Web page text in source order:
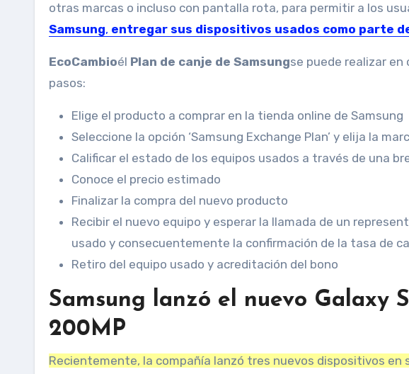
otras marcas o incluso con pantalla rota, para permitir a los
Samsung, entregar sus dispositivos usados ​​como parte
EcoCambioél Plan de canje de Samsungse puede realizar
pasos:
Elige el producto a comprar en la tienda online de Samsung
Seleccione la opción ‘Samsung Exchange Plan’ y elija la
Calificar el estado de los equipos usados ​​a través de una
Conoce el precio estimado
Finalizar la compra del nuevo producto
Recibir el nuevo equipo y esperar la llamada de un
usado y consecuentemente la confirmación de la tasa de
Retiro del equipo usado y acreditación del bono
Samsung lanzó el nuevo Galaxy
200MP
Recientemente, la compañía lanzó tres nuevos dispositivos en